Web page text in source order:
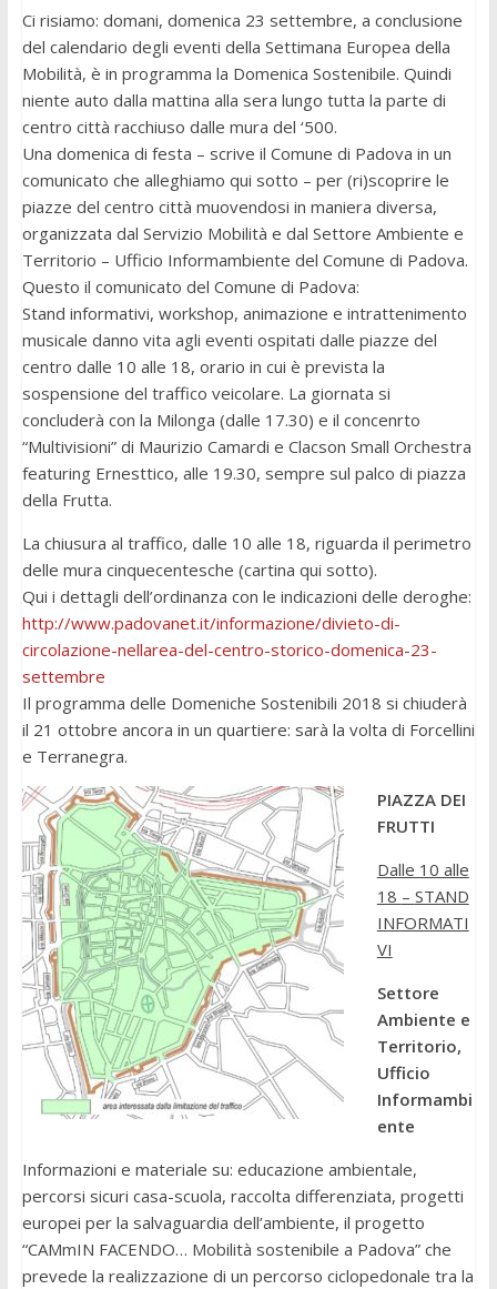
Ci risiamo: domani, domenica 23 settembre, a conclusione
del calendario degli eventi della Settimana Europea della
Mobilità, è in programma la Domenica Sostenibile. Quindi
niente auto dalla mattina alla sera lungo tutta la parte di
centro città racchiuso dalle mura del ‘500.
Una domenica di festa – scrive il Comune di Padova in un
comunicato che alleghiamo qui sotto – per (ri)scoprire le
piazze del centro città muovendosi in maniera diversa,
organizzata dal Servizio Mobilità e dal Settore Ambiente e
Territorio – Ufficio Informambiente del Comune di Padova.
Questo il comunicato del Comune di Padova:
Stand informativi, workshop, animazione e intrattenimento
musicale danno vita agli eventi ospitati dalle piazze del
centro dalle 10 alle 18, orario in cui è prevista la
sospensione del traffico veicolare. La giornata si
concluderà con la Milonga (dalle 17.30) e il concenrto
“Multivisioni” di Maurizio Camardi e Clacson Small Orchestra
featuring Ernesttico, alle 19.30, sempre sul palco di piazza
della Frutta.
La chiusura al traffico, dalle 10 alle 18, riguarda il perimetro
delle mura cinquecentesche (cartina qui sotto).
Qui i dettagli dell’ordinanza con le indicazioni delle deroghe:
http://www.padovanet.it/informazione/divieto-di-
circolazione-nellarea-del-centro-storico-domenica-23-
settembre
Il programma delle Domeniche Sostenibili 2018 si chiuderà
il 21 ottobre ancora in un quartiere: sarà la volta di Forcellini
e Terranegra.
PIAZZA DEI
FRUTTI
Dalle 10 alle
18 – STAND
INFORMATI
VI
Settore
Ambiente e
Territorio,
Ufficio
Informambi
ente
Informazioni e materiale su: educazione ambientale,
percorsi sicuri casa-scuola, raccolta differenziata, progetti
europei per la salvaguardia dell’ambiente, il progetto
“CAMmIN FACENDO… Mobilità sostenibile a Padova” che
prevede la realizzazione di un percorso ciclopedonale tra la